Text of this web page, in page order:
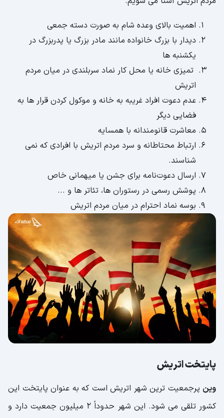
اهمیت بالای وعده شام به صورت دسته جمعی
دیدار با بزرگ خانواده مانند مادر بزرگ یا پدربزرگ در
یکشنبه ها
تمیزی خانه یا محل کار نماد سربلندی در میان مردم
اتریش
عدم دعوت افراد غریبه به خانه و موکول کردن قرار ها به
فضایی دیگر
معاشرت قانومندانه با همسایه
ارتباط محتاطانه و سرد مردم اتریش با افرادی که نمی
شناسند.
ارسال دعوت‌نامه برای جشن یا میهمانی خاص
پوشش رسمی در رستوران ها، تئاتر ها و ...
بوسه نماد احترام در میان مردم اتریش
پایتخت اتریش
وین پرجمعیت ترین شهر اتریش است که به عنوان پایتخت این
کشور تلقی می شود. این شهر حدوداً 2 میلیون جمعیت دارد و